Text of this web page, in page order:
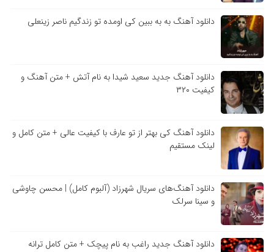
دانلود آهنگ به به ببین کی اومده تو زندگیم ناصر زینعلی
دانلود آهنگ جدید سعید شیدا به نام آتش + متن آهنگ و
کیفیت ۳۲۰
دانلود آهنگ کی بهتر از تو عارف با کیفیت عالی + متن کامل و
لینک مستقیم
دانلود آهنگ‌های سریال شهرزاد (آلبوم کامل) | محسن چاوشی
و سینا سرلک
دانلود آهنگ جدید راغب به نام پیچک + متن کامل ترانه